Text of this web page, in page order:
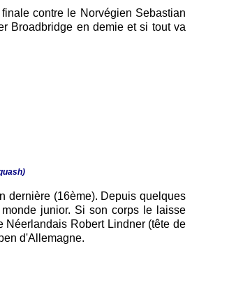
contre le Norvégien Sebastian
Broadbridge en demie et si tout va
dernière (16ème). Depuis quelques
junior. Si son corps le laisse
Robert Lindner (tête de
d'Allemagne.